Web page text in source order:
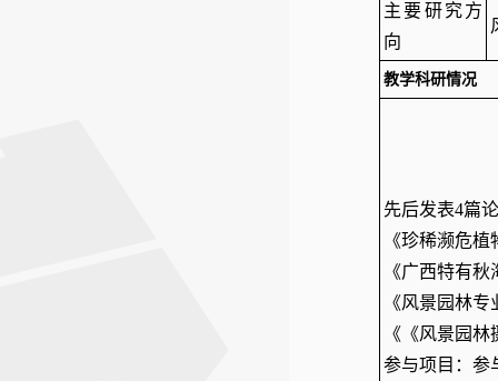
主要研究方
向
教学科研情况
先后发表4篇
《珍稀濒危
《广西特有
《风景园林
《《风景园
参与项目：参